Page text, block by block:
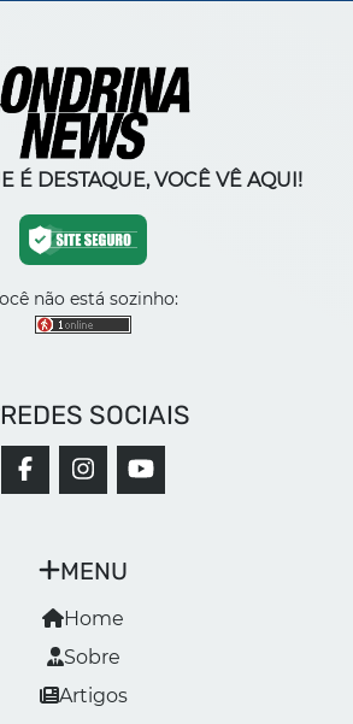
É DESTAQUE, VOCÊ VÊ AQUI!
não está sozinho:
MENU
Home
Sobre
Artigos
REDES SOCIAIS